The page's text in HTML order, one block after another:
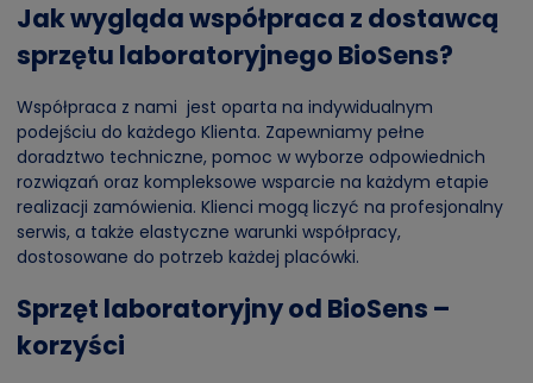
Jak wygląda współpraca z dostawcą
sprzętu laboratoryjnego BioSens?
Współpraca z nami jest oparta na indywidualnym
podejściu do każdego Klienta. Zapewniamy pełne
doradztwo techniczne, pomoc w wyborze odpowiednich
rozwiązań oraz kompleksowe wsparcie na każdym etapie
realizacji zamówienia. Klienci mogą liczyć na profesjonalny
serwis, a także elastyczne warunki współpracy,
dostosowane do potrzeb każdej placówki.
Sprzęt laboratoryjny od BioSens –
korzyści